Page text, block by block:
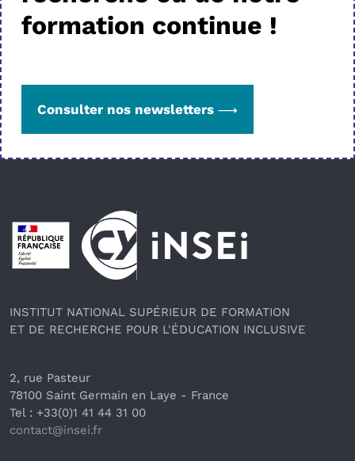
formation continue !
Consulter nos newsletters
Pied de page
INSTITUT NATIONAL SUPÉRIEUR DE FORMATION
ET DE RECHERCHE POUR L'ÉDUCATION INCLUSIVE
2, rue Pasteur
78100 Saint Germain en Laye - France
Tel : +33(0)1 41 44 31 00
contact@insei.fr